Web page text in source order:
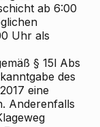
ab 6:00
Uhr als
§ 15l Abs
des
eine
Anderenfalls